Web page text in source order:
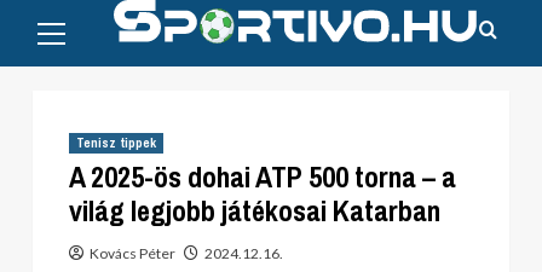
content
Menu
Tenisz tippek
A 2025-ös dohai ATP 500 torna – a
világ legjobb játékosai Katarban
Kovács Péter 2024.12.16.